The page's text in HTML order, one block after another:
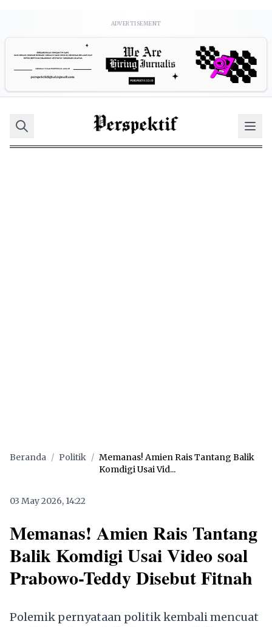
ADVERTISEMENT
Beranda / Politik / Memanas! Amien Rais Tantang Balik
Komdigi Usai Vid...
03 May 2026, 14:22
Memanas! Amien Rais Tantang
Balik Komdigi Usai Video soal
Prabowo-Teddy Disebut Fitnah
Polemik pernyataan politik kembali mencuat